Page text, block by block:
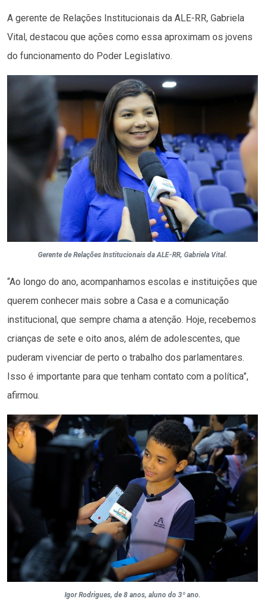
A gerente de Relações Institucionais da ALE-RR, Gabriela
Vital, destacou que ações como essa aproximam os jovens
do funcionamento do Poder Legislativo.
Gerente de Relações Institucionais da ALE-RR, Gabriela Vital.
“Ao longo do ano, acompanhamos escolas e instituições que
querem conhecer mais sobre a Casa e a comunicação
institucional, que sempre chama a atenção. Hoje, recebemos
crianças de sete e oito anos, além de adolescentes, que
puderam vivenciar de perto o trabalho dos parlamentares.
Isso é importante para que tenham contato com a política”,
afirmou.
Igor Rodrigues, de 8 anos, aluno do 3º ano.